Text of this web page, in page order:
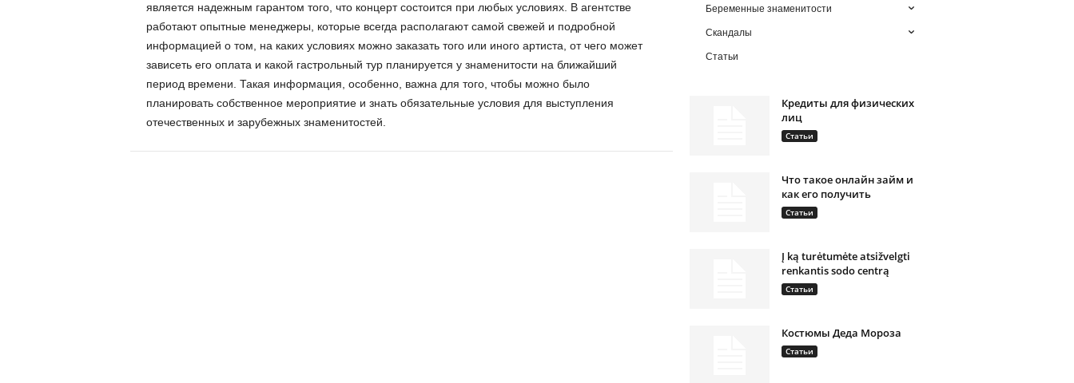
является надежным гарантом того, что концерт состоится при любых условиях. В агентстве
работают опытные менеджеры, которые всегда располагают самой свежей и подробной
информацией о том, на каких условиях можно заказать того или иного артиста, от чего может
зависеть его оплата и какой гастрольный тур планируется у знаменитости на ближайший
период времени. Такая информация, особенно, важна для того, чтобы можно было
планировать собственное мероприятие и знать обязательные условия для выступления
отечественных и зарубежных знаменитостей.
Беременные знаменитости
Скандалы
Статьи
Кредиты для физических
лиц
Статьи
Что такое онлайн займ и
как его получить
Статьи
Į ką turėtumėte atsižvelgti
renkantis sodo centrą
Статьи
Костюмы Деда Мороза
Статьи